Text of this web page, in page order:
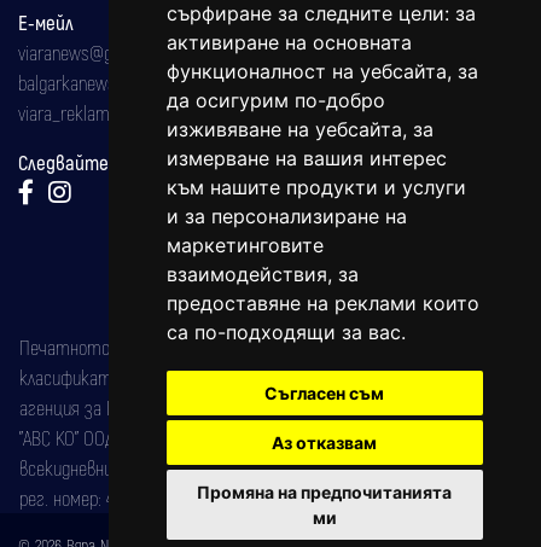
сърфиране за следните цели: за
активиране на основната
функционалност на уебсайта, за
да осигурим по-добро
изживяване на уебсайта, за
измерване на вашия интерес
към нашите продукти и услуги
и за персонализиране на
маркетинговите
взаимодействия, за
предоставяне на реклами които
са по-подходящи за вас.
Съгласен съм
Аз отказвам
Промяна на предпочитанията
ми
Е-мейл
viaranews@gmail.com
balgarkanews@gmail.com
viara_reklama@mail.bg
Следвайте ни:
Печатното издание на вестника е регистрирано в националния
класификатор на печатните издания (Българска национална
агенция за ISSN) под номер: ISSN 1312-4722.
"АВС КО" ООД е притежател на марката: Вяра информационен
всекидневник на югозападна България, със свидетелство за марка
рег. номер: 47857/11.05.2004 година.